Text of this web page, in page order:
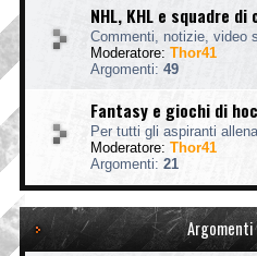
NHL, KHL e squadre di
Commenti, notizie, video
Moderatore: Thor41
Argomenti: 49
Fantasy e giochi di
Per tutti gli aspiranti
Moderatore: Thor41
Argomenti: 21